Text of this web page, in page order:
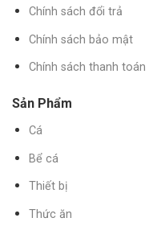
Chính sách đổi trả
Chính sách bảo mật
Chính sách thanh toán
Sản Phẩm
Cá
Bể cá
Thiết bị
Thức ăn